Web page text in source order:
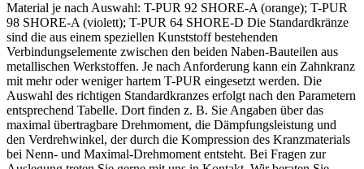
Material je nach Auswahl: T-PUR 92 SHORE-A (orange); T-PUR
98 SHORE-A (violett); T-PUR 64 SHORE-D Die Standardkränze
sind die aus einem speziellen Kunststoff bestehenden
Verbindungselemente zwischen den beiden Naben-Bauteilen aus
metallischen Werkstoffen. Je nach Anforderung kann ein Zahnkranz
mit mehr oder weniger hartem T-PUR eingesetzt werden. Die
Auswahl des richtigen Standardkranzes erfolgt nach den Parametern
entsprechend Tabelle. Dort finden z. B. Sie Angaben über das
maximal übertragbare Drehmoment, die Dämpfungsleistung und
den Verdrehwinkel, der durch die Kompression des Kranzmaterials
bei Nenn- und Maximal-Drehmoment entsteht. Bei Fragen zur